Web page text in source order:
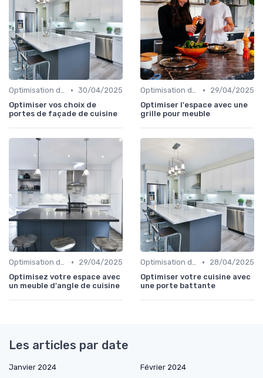
Optimisation de l'Espace • 30/04/2025
Optimiser vos choix de
portes de façade de cuisine
Optimisation de l'Espace •
29/04/2025
Optimiser l'espace avec une
grille pour meuble
Optimisation de l'Espace •
29/04/2025
Optimisez votre espace avec
un meuble d'angle de cuisine
Optimisation de l'Espace •
28/04/2025
Optimiser votre cuisine avec
une porte battante
Les articles par date
Janvier 2024
Février 2024